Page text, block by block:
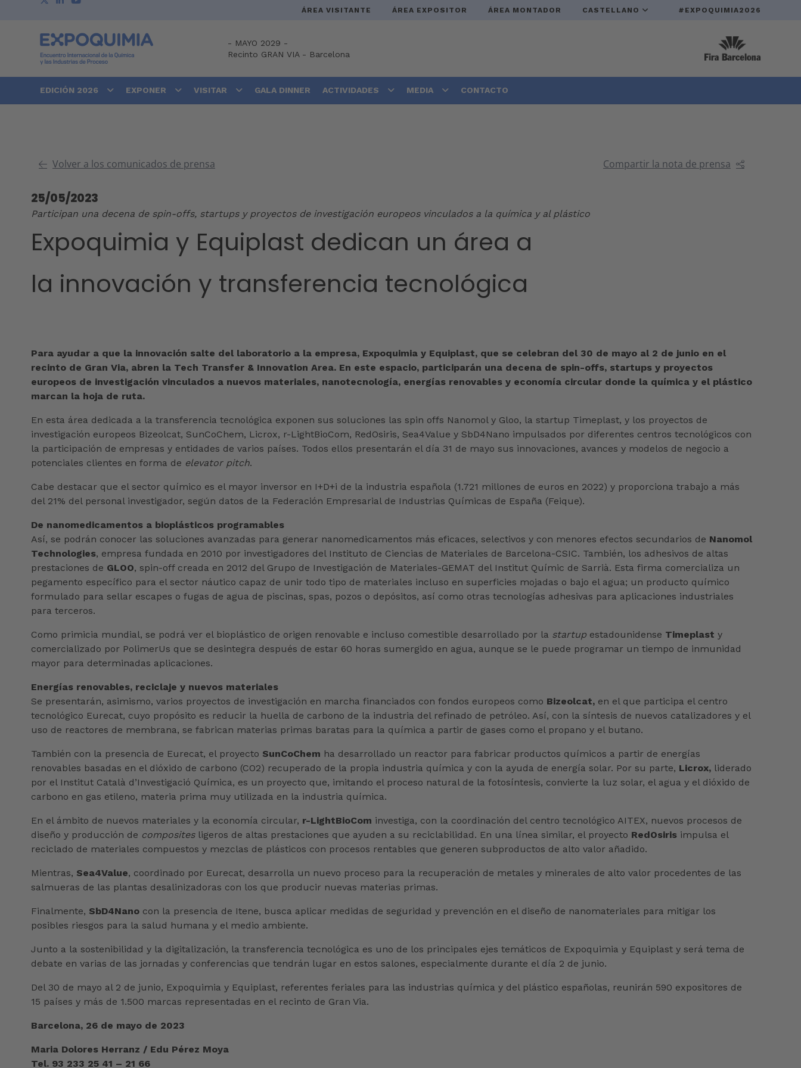
ÁREA VISITANTE ÁREA EXPOSITOR ÁREA MONTADOR CASTELLANO #EXPOQUIMIA2026
- MAYO 2029 -
Recinto GRAN VIA- Barcelona
EDICIÓN 2026 EXPONER VISITAR GALA DINNER ACTIVIDADES MEDIA CONTACTO
Volver a los comunicados de prensa Compartir la nota de prensa
25/05/2023
Participan una decena de spin-offs, startups y proyectos de investigación europeos vinculados a la química y al plástico
Expoquimia y Equiplast dedican un área a
la innovación y transferencia tecnológica
Para ayudar a que la innovación salte del laboratorio a la empresa, Expoquimia y Equiplast, que se celebran del 30 de mayo al 2 de junio en el
recinto de Gran Via, abren la Tech Transfer & Innovation Area. En este espacio, participarán una decena de spin-offs, startups y proyectos
europeos de investigación vinculados a nuevos materiales, nanotecnología, energías renovables y economía circular donde la química y el plástico
marcan la hoja de ruta.
En esta área dedicada a la transferencia tecnológica exponen sus soluciones las spin offs Nanomol y Gloo, la startup Timeplast, y los proyectos de
investigación europeos Bizeolcat, SunCoChem, Licrox, r-LightBioCom, RedOsiris, Sea4Value y SbD4Nano impulsados por diferentes centros tecnológicos con
la participación de empresas y entidades de varios países. Todos ellos presentarán el día 31 de mayo sus innovaciones, avances y modelos de negocio a
potenciales clientes en forma de elevator pitch.
Cabe destacar que el sector químico es el mayor inversor en I+D+i de la industria española (1.721 millones de euros en 2022) y proporciona trabajo a más
del 21% del personal investigador, según datos de la Federación Empresarial de Industrias Químicas de España (Feique).
De nanomedicamentos a bioplásticos programables
Así, se podrán conocer las soluciones avanzadas para generar nanomedicamentos más eficaces, selectivos y con menores efectos secundarios de Nanomol
Technologies, empresa fundada en 2010 por investigadores del Instituto de Ciencias de Materiales de Barcelona-CSIC. También, los adhesivos de altas
prestaciones de GLOO, spin-off creada en 2012 del Grupo de Investigación de Materiales-GEMAT del Institut Químic de Sarrià. Esta firma comercializa un
pegamento específico para el sector náutico capaz de unir todo tipo de materiales incluso en superficies mojadas o bajo el agua; un producto químico
formulado para sellar escapes o fugas de agua de piscinas, spas, pozos o depósitos, así como otras tecnologías adhesivas para aplicaciones industriales
para terceros.
Como primicia mundial, se podrá ver el bioplástico de origen renovable e incluso comestible desarrollado por la startup estadounidense Timeplast y
comercializado por PolimerUs que se desintegra después de estar 60 horas sumergido en agua, aunque se le puede programar un tiempo de inmunidad
mayor para determinadas aplicaciones.
Energías renovables, reciclaje y nuevos materiales
Se presentarán, asimismo, varios proyectos de investigación en marcha financiados con fondos europeos como Bizeolcat, en el que participa el centro
tecnológico Eurecat, cuyo propósito es reducir la huella de carbono de la industria del refinado de petróleo. Así, con la síntesis de nuevos catalizadores y el
uso de reactores de membrana, se fabrican materias primas baratas para la química a partir de gases como el propano y el butano.
También con la presencia de Eurecat, el proyecto SunCoChem ha desarrollado un reactor para fabricar productos químicos a partir de energías
renovables basadas en el dióxido de carbono (CO2) recuperado de la propia industria química y con la ayuda de energía solar. Por su parte, Licrox, liderado
por el Institut Català d’Investigació Química, es un proyecto que, imitando el proceso natural de la fotosíntesis, convierte la luz solar, el agua y el dióxido de
carbono en gas etileno, materia prima muy utilizada en la industria química.
En el ámbito de nuevos materiales y la economía circular, r-LightBioCom investiga, con la coordinación del centro tecnológico AITEX, nuevos procesos de
diseño y producción de composites ligeros de altas prestaciones que ayuden a su reciclabilidad. En una línea similar, el proyecto RedOsiris impulsa el
reciclado de materiales compuestos y mezclas de plásticos con procesos rentables que generen subproductos de alto valor añadido.
Mientras, Sea4Value, coordinado por Eurecat, desarrolla un nuevo proceso para la recuperación de metales y minerales de alto valor procedentes de las
salmueras de las plantas desalinizadoras con los que producir nuevas materias primas.
Finalmente, SbD4Nano con la presencia de Itene, busca aplicar medidas de seguridad y prevención en el diseño de nanomateriales para mitigar los
posibles riesgos para la salud humana y el medio ambiente.
Junto a la sostenibilidad y la digitalización, la transferencia tecnológica es uno de los principales ejes temáticos de Expoquimia y Equiplast y será tema de
debate en varias de las jornadas y conferencias que tendrán lugar en estos salones, especialmente durante el día 2 de junio.
Del 30 de mayo al 2 de junio, Expoquimia y Equiplast, referentes feriales para las industrias química y del plástico españolas, reunirán 590 expositores de
15 países y más de 1.500 marcas representadas en el recinto de Gran Via.
Barcelona, 26 de mayo de 2023
Maria Dolores Herranz / Edu Pérez Moya
Tel. 93 233 25 41 – 21 66